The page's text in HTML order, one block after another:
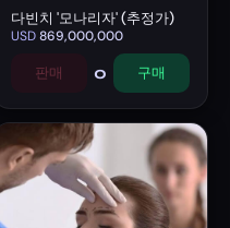
다빈치 '모나리자' (추정가)
USD869,000,000
판매 0 구매